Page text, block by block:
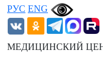
РУС ENG
МЕДИЦИНСКИЙ